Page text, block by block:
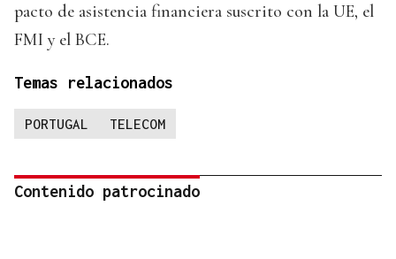
pacto de asistencia financiera suscrito con la UE, el
FMI y el BCE.
Temas relacionados
PORTUGAL TELECOM
Contenido patrocinado